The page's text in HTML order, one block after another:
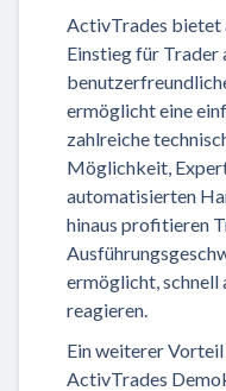
ActivTrades bietet
Einstieg für Trader
ermöglicht eine
zahlreiche
Möglichkeit,
automatisierten
hinaus profitieren
ermöglicht,
reagieren.
Ein weiterer
ActivTrades